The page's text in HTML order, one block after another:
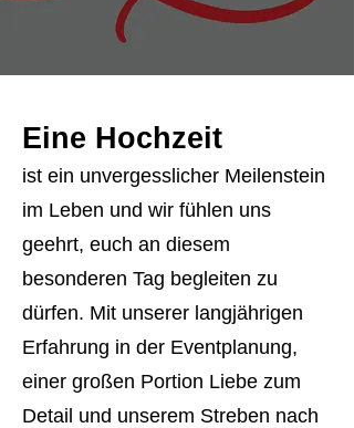
Eine Hochzeit
ist ein unvergesslicher Meilenstein
im Leben und wir fühlen uns
geehrt, euch an diesem
besonderen Tag begleiten zu
dürfen. Mit unserer langjährigen
Erfahrung in der Eventplanung,
einer großen Portion Liebe zum
Detail und unserem Streben nach